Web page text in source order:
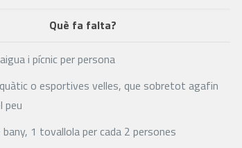
Què fa falta?
i pícnic per persona
o esportives velles, que sobretot agafin
peu
bany, 1 tovallola per cada 2 persones